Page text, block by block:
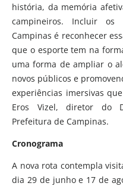
história, da memória
campineiros. Incluir
Campinas é reconhecer
que o esporte tem na
uma forma de ampliar o
novos públicos e
experiências imersivas
Eros Vizel, diretor do
Prefeitura de Campinas.
Cronograma
A nova rota contempla
dia 29 de junho e 17 de